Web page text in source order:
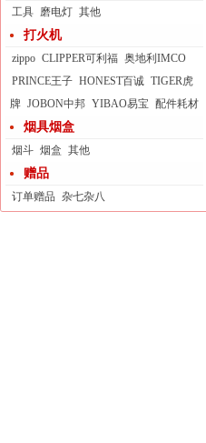
工具 磨电灯 其他
打火机
zippo CLIPPER可利福 奥地利IMCO
PRINCE王子 HONEST百诚 TIGER虎
牌 JOBON中邦 YIBAO易宝 配件耗材
烟具烟盒
烟斗 烟盒 其他
赠品
订单赠品 杂七杂八